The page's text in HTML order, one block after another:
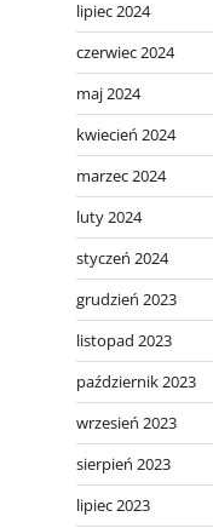
lipiec 2024
czerwiec 2024
maj 2024
kwiecień 2024
marzec 2024
luty 2024
styczeń 2024
grudzień 2023
listopad 2023
październik 2023
wrzesień 2023
sierpień 2023
lipiec 2023